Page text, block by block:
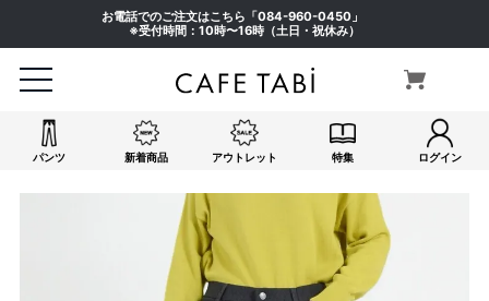
お電話でのご注文はこちら「084-960-0450 」
※受付時間：10時〜16時（土日・祝休み）
パンツ 新着商品 アウトレット 特集 ログイン